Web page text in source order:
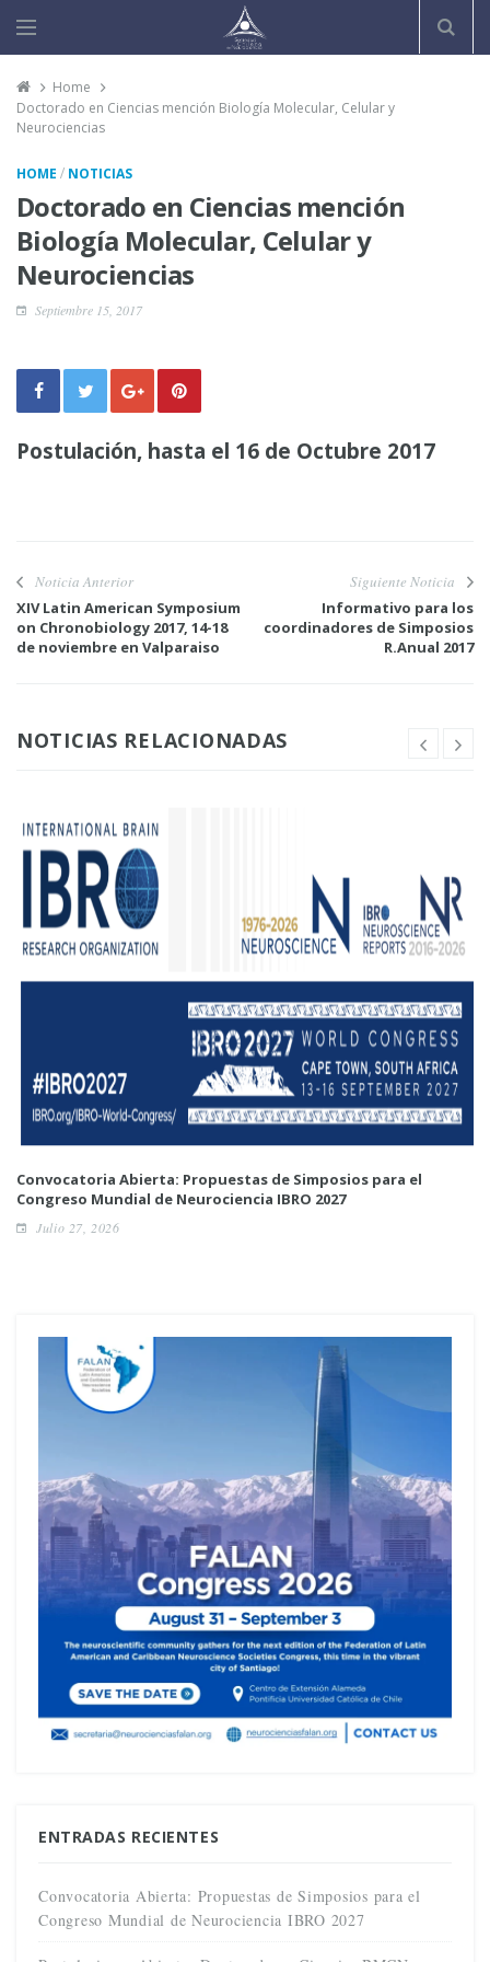
Home
Doctorado en Ciencias mención Biología Molecular, Celular y
Neurociencias
HOME / NOTICIAS
Doctorado en Ciencias mención
Biología Molecular, Celular y
Neurociencias
Septiembre 15, 2017
Postulación, hasta el 16 de Octubre 2017
Noticia Anterior
XIV Latin American Symposium
on Chronobiology 2017, 14-18
de noviembre en Valparaiso
Siguiente Noticia
Informativo para los
coordinadores de Simposios
R.Anual 2017
NOTICIAS RELACIONADAS
Convocatoria Abierta: Propuestas de Simposios para el
Congreso Mundial de Neurociencia IBRO 2027
Julio 27, 2026
ENTRADAS RECIENTES
Convocatoria Abierta: Propuestas de Simposios para el
Congreso Mundial de Neurociencia IBRO 2027